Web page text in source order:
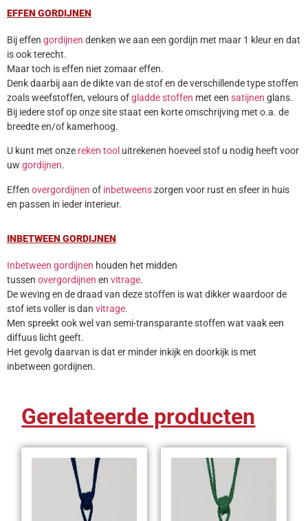
EFFEN GORDIJNEN
Bij effen gordijnen denken we aan een gordijn met maar 1 kleur en dat
is ook terecht.
Maar toch is effen niet zomaar effen.
Denk daarbij aan de dikte van de stof en de verschillende type stoffen
zoals weefstoffen, velours ofgladde stoffen met een satijnen glans.
Bij iedere stof op onze site staat een korte omschrijving met o.a. de
breedte en/of kamerhoog.
U kunt met onze reken tool uitrekenen hoeveel stof u nodig heeft voor
uw gordijnen.
Effen overgordijnen of inbetweenszorgen voor rust en sfeer in huis
en passen in ieder interieur.
INBETWEEN GORDIJNEN
Inbetween gordijnen houden het midden
tussen overgordijnen en vitrage.
De weving en de draad van deze stoffen is wat dikker waardoor de
stof iets voller is dan vitrage.
Men spreekt ook wel van semi-transparante stoffen wat vaak een
diffuus licht geeft.
Het gevolg daarvan is dat er minder inkijk en doorkijk is met
inbetween gordijnen.
Gerelateerde producten